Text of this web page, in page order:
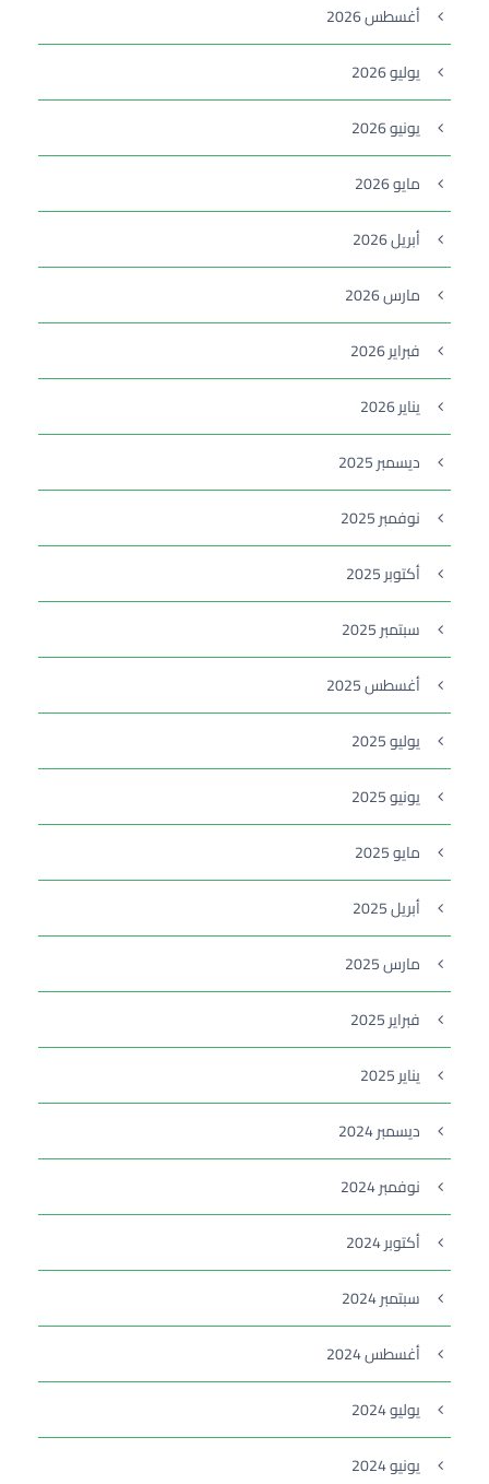
أغسطس 2026
يوليو 2026
يونيو 2026
مايو 2026
أبريل 2026
مارس 2026
فبراير 2026
يناير 2026
ديسمبر 2025
نوفمبر 2025
أكتوبر 2025
سبتمبر 2025
أغسطس 2025
يوليو 2025
يونيو 2025
مايو 2025
أبريل 2025
مارس 2025
فبراير 2025
يناير 2025
ديسمبر 2024
نوفمبر 2024
أكتوبر 2024
سبتمبر 2024
أغسطس 2024
يوليو 2024
يونيو 2024